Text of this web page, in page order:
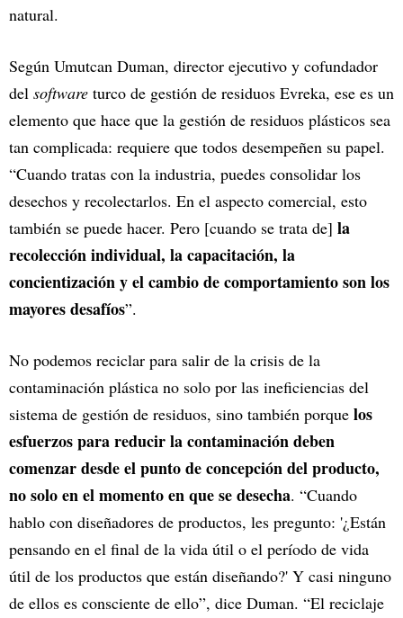
natural.
Según Umutcan Duman, director ejecutivo y cofundador
del software turco de gestión de residuos Evreka, ese es un
elemento que hace que la gestión de residuos plásticos sea
tan complicada: requiere que todos desempeñen su papel.
“Cuando tratas con la industria, puedes consolidar los
desechos y recolectarlos. En el aspecto comercial, esto
también se puede hacer. Pero [cuando se trata de] la
recolección individual, la capacitación, la
concientización y el cambio de comportamiento son los
mayores desafíos”.
No podemos reciclar para salir de la crisis de la
contaminación plástica no solo por las ineficiencias del
sistema de gestión de residuos, sino también porque los
esfuerzos para reducir la contaminación deben
comenzar desde el punto de concepción del producto,
no solo en el momento en que se desecha. “Cuando
hablo con diseñadores de productos, les pregunto: '¿Están
pensando en el final de la vida útil o el período de vida
útil de los productos que están diseñando?' Y casi ninguno
de ellos es consciente de ello”, dice Duman. “El reciclaje